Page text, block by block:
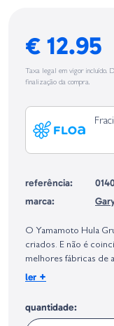
€ 12.95
Taxa legal em vigor incluído.
finalização da compra.
referência:
marca:
Europeia, dos produtos
Geral sobre a
O Yamamoto Hula
criados. E não é
melhores fábricas de
Yamamoto Double
água pouco profundas.
ler +
quantidade: